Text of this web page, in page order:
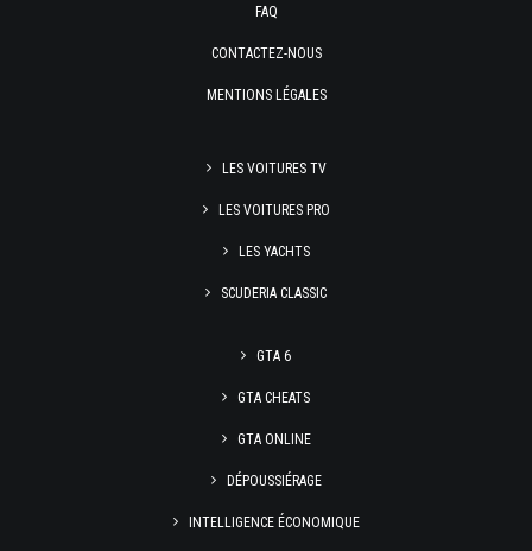
FAQ
CONTACTEZ-NOUS
MENTIONS LÉGALES
LES VOITURES TV
LES VOITURES PRO
LES YACHTS
SCUDERIA CLASSIC
GTA 6
GTA CHEATS
GTA ONLINE
DÉPOUSSIÉRAGE
INTELLIGENCE ÉCONOMIQUE